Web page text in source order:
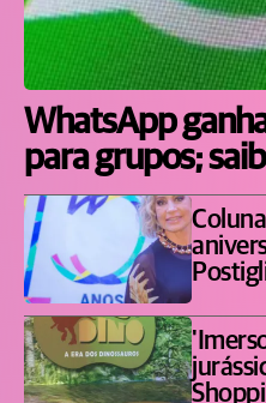
WhatsApp
para grupos;